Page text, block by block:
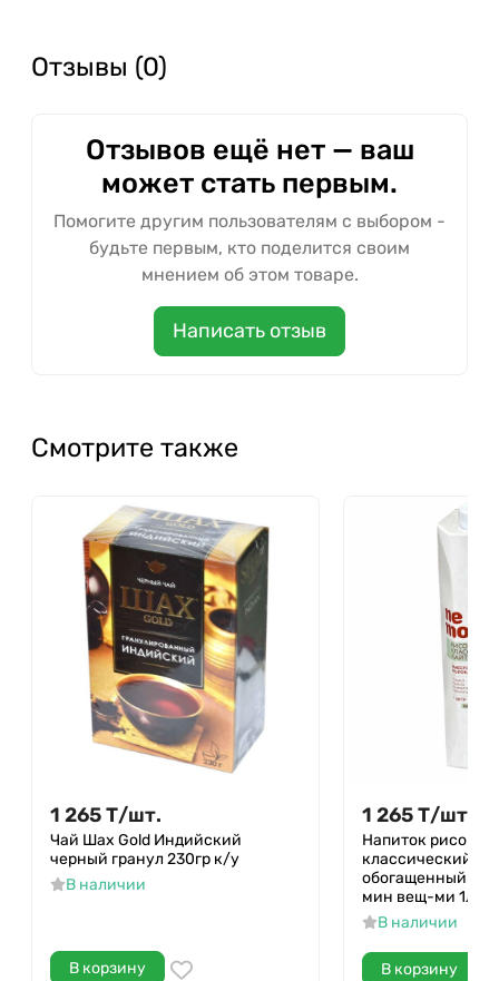
Отзывы (0)
Отзывов ещё нет — ваш
может стать первым.
Помогите другим пользователям с выбором -
будьте первым, кто поделится своим
мнением об этом товаре.
Написать отзыв
Смотрите также
1 265Т/шт.
Чай Шах Gold Индийский
черный гранул 230гр к/у
В наличии
В корзину
1 265Т/шт.
Напиток рисовый
классический
обогащенный
мин вещ-ми 1л т/
В наличии
В корзину